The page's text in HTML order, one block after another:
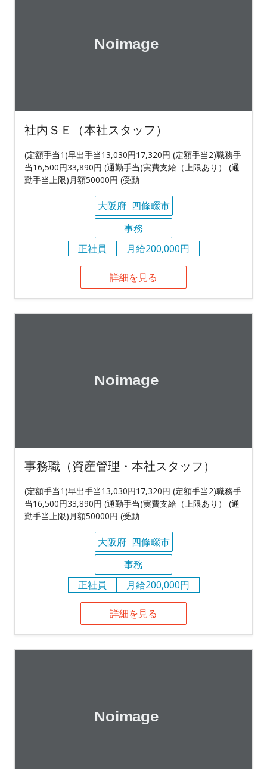
社内ＳＥ（本社スタッフ）
(定額手当1)早出手当13,030円17,320円 (定額手当2)職務手
当16,500円33,890円 (通勤手当)実費支給（上限あり） (通
勤手当上限)月額50000円 (受動
大阪府 四條畷市
事務
正社員
月給200,000円
詳細を見る
事務職（資産管理・本社スタッフ）
(定額手当1)早出手当13,030円17,320円 (定額手当2)職務手
当16,500円33,890円 (通勤手当)実費支給（上限あり） (通
勤手当上限)月額50000円 (受動
大阪府 四條畷市
事務
正社員
月給200,000円
詳細を見る